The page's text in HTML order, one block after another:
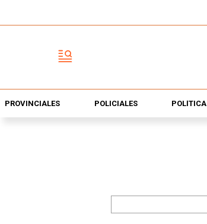
PROVINCIALES POLICIALES POLÍTICA